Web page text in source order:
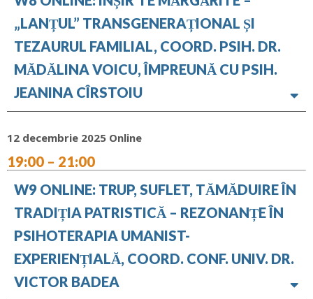
„LANȚUL” TRANSGENERAȚIONAL ȘI
TEZAURUL FAMILIAL, COORD. PSIH. DR.
MĂDĂLINA VOICU, ÎMPREUNĂ CU PSIH.
JEANINA CÎRSTOIU
12 decembrie 2025 Online
19:00 – 21:00
W9 ONLINE: TRUP, SUFLET, TĂMĂDUIRE ÎN
TRADIȚIA PATRISTICĂ – REZONANȚE ÎN
PSIHOTERAPIA UMANIST-
EXPERIENȚIALĂ, COORD. CONF. UNIV. DR.
VICTOR BADEA